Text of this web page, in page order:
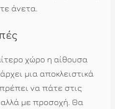
άνετα.
χώρο η αίθουσα
μια αποκλειστικά
να πάτε στις
αλλά με προσοχή. Θα